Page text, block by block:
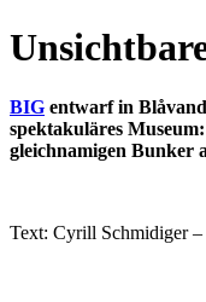
BIG entwarf in
spektakuläres
gleichnamigen Bunker
Text: Cyrill Schmidiger –